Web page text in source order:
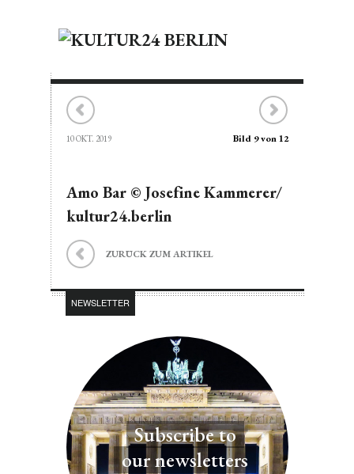
10 OKT. 2019 Bild 9 von 12
Amo Bar © Josefine Kammerer/
kultur24.berlin
ZURÜCK ZUM ARTIKEL
NEWSLETTER
Subscribe to
our newsletters